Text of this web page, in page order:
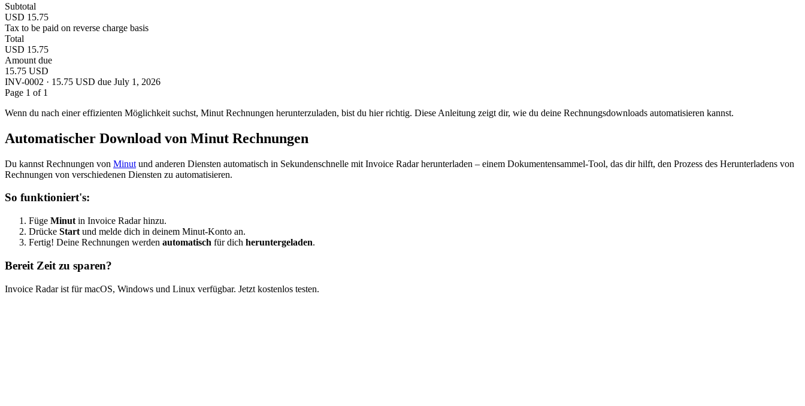
Subtotal
USD 15.75
Tax to be paid on reverse charge basis
Total
USD 15.75
Amount due
15.75 USD
INV-0002 · 15.75 USD due July 1, 2026
Page 1 of 1
Wenn du nach einer effizienten Möglichkeit suchst, Minut Rechnungen herunterzuladen, bist du hier richtig. Diese Anleitung zeigt dir, wie du deine Rechnungsdownloads automatisieren kannst.
Automatischer Download von Minut Rechnungen
Du kannst Rechnungen von Minut und anderen Diensten automatisch in Sekundenschnelle mit Invoice Radar herunterladen – einem Dokumentensammel-Tool, das dir hilft, den Prozess des Herunterladens von
Rechnungen von verschiedenen Diensten zu automatisieren.
So funktioniert's:
Füge Minut in Invoice Radar hinzu.
Drücke Start und melde dich in deinem Minut-Konto an.
Fertig! Deine Rechnungen werden automatisch für dich heruntergeladen.
Bereit Zeit zu sparen?
Invoice Radar ist für macOS, Windows und Linux verfügbar. Jetzt kostenlos testen.